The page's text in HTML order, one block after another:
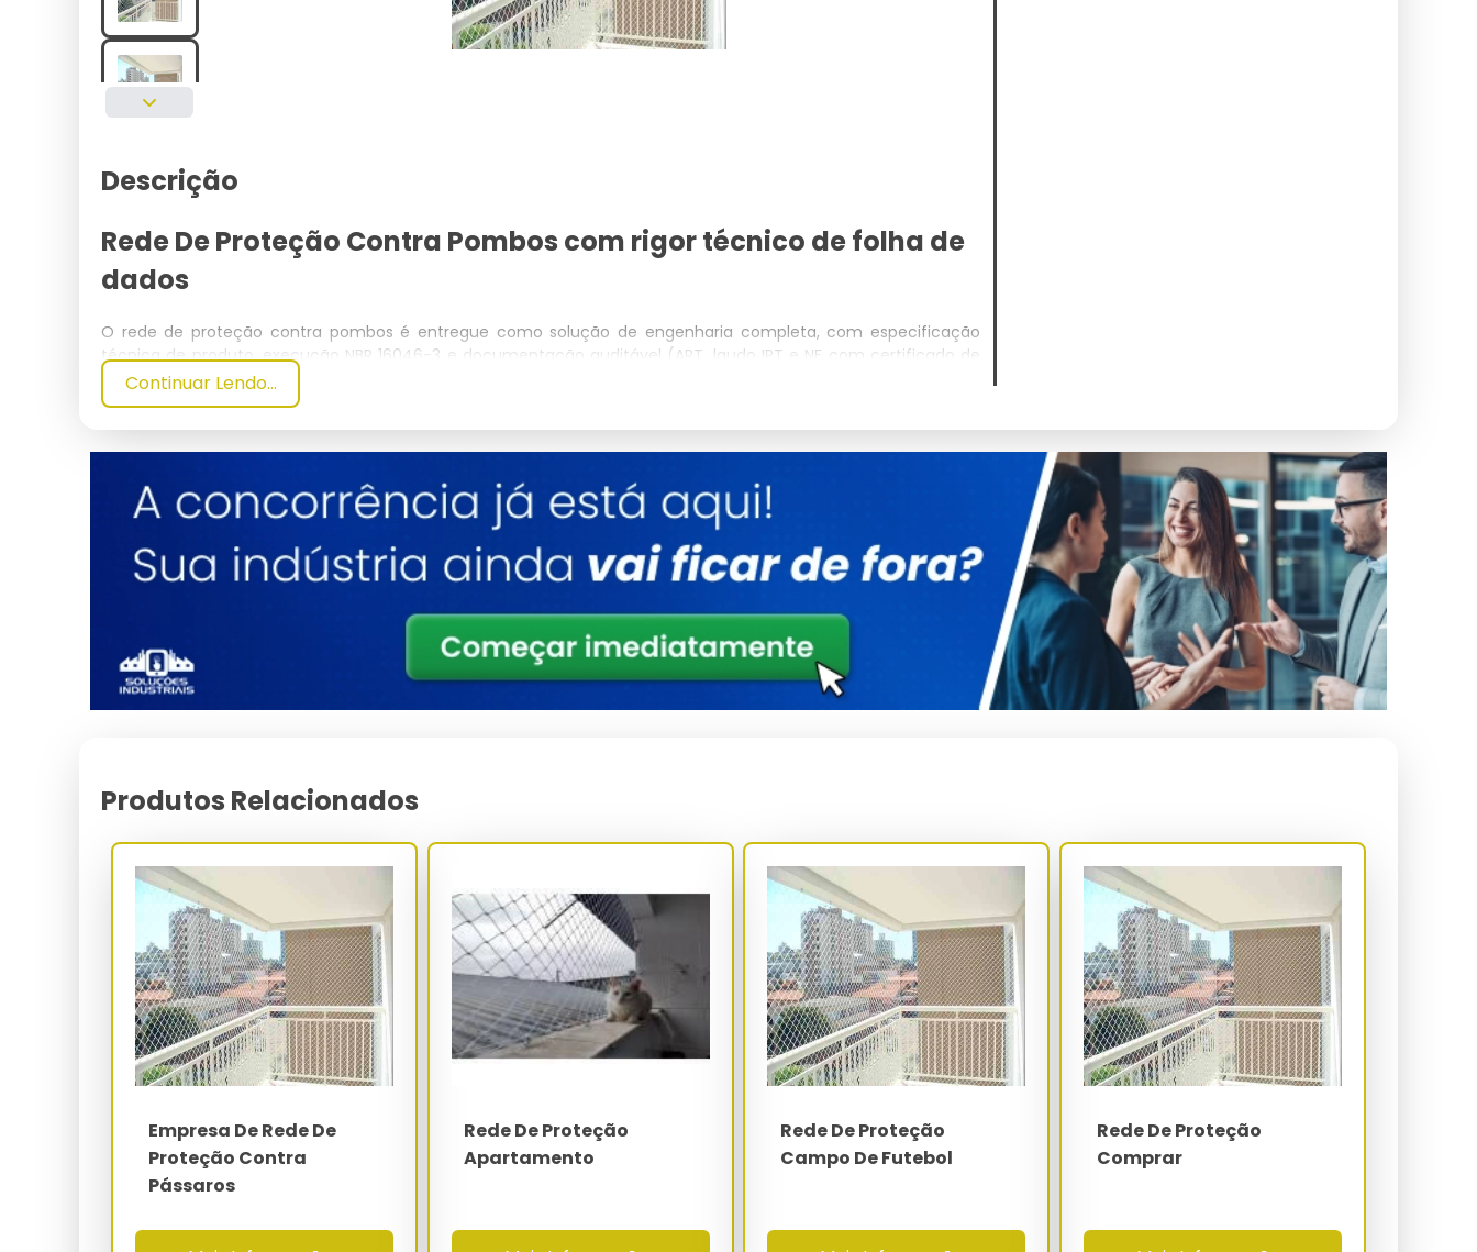
Descrição
Rede De Proteção Contra Pombos com rigor técnico de folha de
dados
O rede de proteção contra pombos é entregue como solução de engenharia completa, com especificação
técnica de produto, execução NBR 16046-3 e documentação auditável (ART, laudo IPT e NF com certificado de
origem).
pela tensão de projeto calculada conforme NBR 16046-2 (requisitos de desempenho).
A certificação técnica segue NBR 16046-1 (terminologia), NBR 16046-2 (desempenho mecânico) e NBR 16046-3
(execução da instalação), com ensaios de tração por faixa longitudinal superiores a 50 kgf por malha individual
conforme ASTM D-5034. O Instituto de Pesquisas Tecnológicas (IPT) emite o laudo de impacto com massa-
A resistência ao envelhecimento natural é avaliada por ensaio de exposição acelerada em câmara de
intemperismo QUV conforme ASTM G-154, equivalendo a 2.000 horas de radiação UVB (ciclo 4 h UV a 60°C e 4 h
condensação a 50°C), sem perda superior a 8% na carga de ruptura. O aditivo antioxidante HALS (Hindered
(segurança de máquinas), NR-18 (construção civil) e NR-35 (trabalho em altura), funcionando como proteção
coletiva primária para contenção de queda de pessoas e objetos. A redução do downtime operacional por
em inspeções do MTE.
A linha residencial para apartamentos, sacadas e janelas utiliza rede cristal transparente ou preta, com fio de 2.0
mm e malha de 3x3 cm, oferecendo estanqueidade contra queda de crianças e pets sem comprometer a
ventilação natural e a entrada de luz. Cada rolo passa por inspeção dimensional 100%, controle de nó por torque
e ensaio de abrasão Taber (CS-10 - 1.000 ciclos) superior a 85% de retenção mecânica.
Parâmetro
Especificação
Polímero base
PEAD virgem 100% - aditivo UV 0.2%
Malha 2x2 a 12x12 cm conforme aplicação
Diâmetro do fio 2.0 mm a 4.0 mm
Faixa térmica -40°C a 80°C
Continuar Lendo...
Produtos Relacionados
Empresa De Rede De
Proteção Contra
Pássaros
Rede De Proteção
Apartamento
Rede De Proteção
Campo De Futebol
Rede De Proteção
Comprar